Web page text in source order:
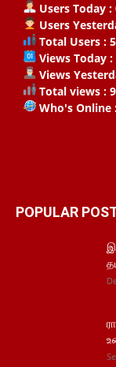
Users Today :
Users
Total Users :
Views Today :
Views
Total views :
Who's Online
POPULAR